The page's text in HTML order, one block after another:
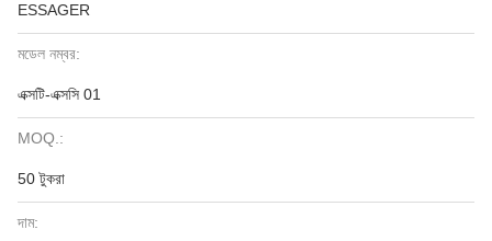
ESSAGER
মডেল নম্বর:
এক্সটি-এক্সসি 01
MOQ.:
50 টুকরা
দাম: